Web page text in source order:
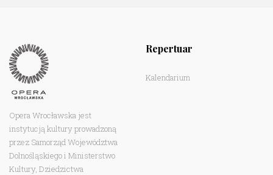
Opera Wrocławska jest
instytucją kultury prowadzoną
przez Samorząd Województwa
Dolnośląskiego i Ministerstwo
Kultury, Dziedzictwa
Repertuar
Kalendarium